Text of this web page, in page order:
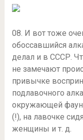
08. И вот тоже
обоссавшийся
делал и в СССР.
не замечают
привычке
подлавочного
окружающей
(!), на лавочке
женщины и т. д.